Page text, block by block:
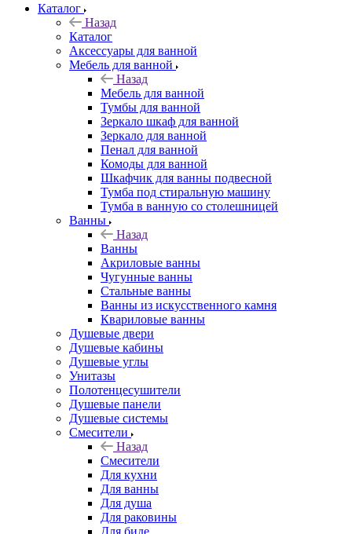
Каталог
Назад
Каталог
Аксессуары для ванной
Мебель для ванной
Назад
Мебель для ванной
Тумбы для ванной
Зеркало шкаф для ванной
Зеркало для ванной
Пенал для ванной
Комоды для ванной
Шкафчик для ванны подвесной
Тумба под стиральную машину
Тумба в ванную со столешницей
Ванны
Назад
Ванны
Акриловые ванны
Чугунные ванны
Стальные ванны
Ванны из искусственного камня
Квариловые ванны
Душевые двери
Душевые кабины
Душевые углы
Унитазы
Полотенцесушители
Душевые панели
Душевые системы
Смесители
Назад
Смесители
Для кухни
Для ванны
Для душа
Для раковины
Для биде